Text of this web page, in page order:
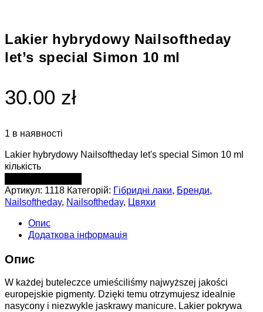
Lakier hybrydowy Nailsoftheday
let’s special Simon 10 ml
30.00 zł
1 в наявності
Lakier hybrydowy Nailsoftheday let's special Simon 10 ml
кількість
Артикул: 1118 Категорій: Гібридні лаки, Бренди,
Nailsoftheday, Nailsoftheday, Цвяхи
Опис
Додаткова інформація
Опис
W każdej buteleczce umieściliśmy najwyższej jakości
europejskie pigmenty. Dzięki temu otrzymujesz idealnie
nasycony i niezwykle jaskrawy manicure. Lakier pokrywa